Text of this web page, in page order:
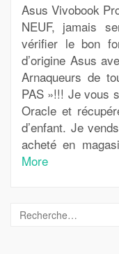
Asus Vivobook
NEUF, jamais
vérifier le bon
d’origine Asus
Arnaqueurs de
PAS »!!! Je vous
Oracle et
d’enfant. Je
acheté en
More